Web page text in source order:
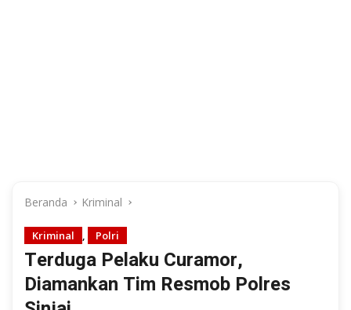
Beranda Kriminal
Kriminal Polri
Terduga Pelaku Curamor,
Diamankan Tim Resmob Polres